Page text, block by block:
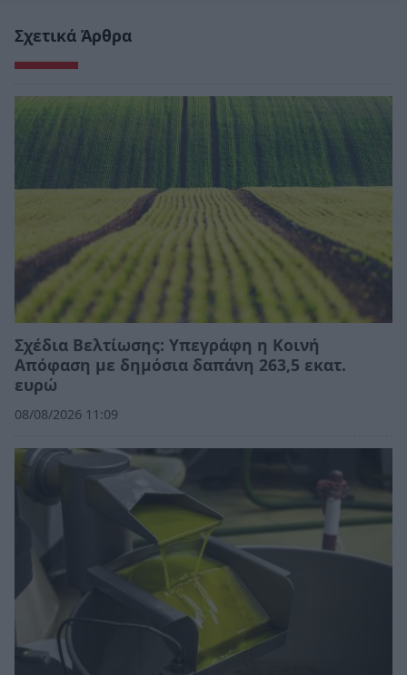
Σχετικά Άρθρα
Σχέδια Βελτίωσης: Υπεγράφη η Κοινή
Απόφαση με δημόσια δαπάνη 263,5 εκατ.
ευρώ
08/08/2026 11:09